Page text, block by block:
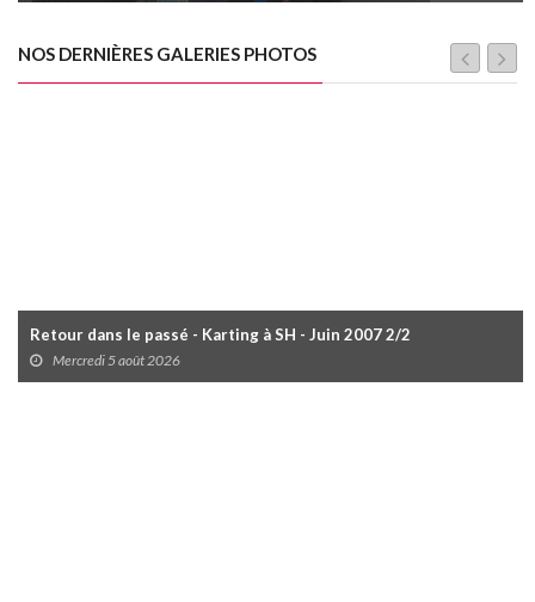
NOS DERNIÈRES GALERIES PHOTOS
Retour dans le passé - Karting à SH - Juin 2007 2/2
Mercredi 5 août 2026